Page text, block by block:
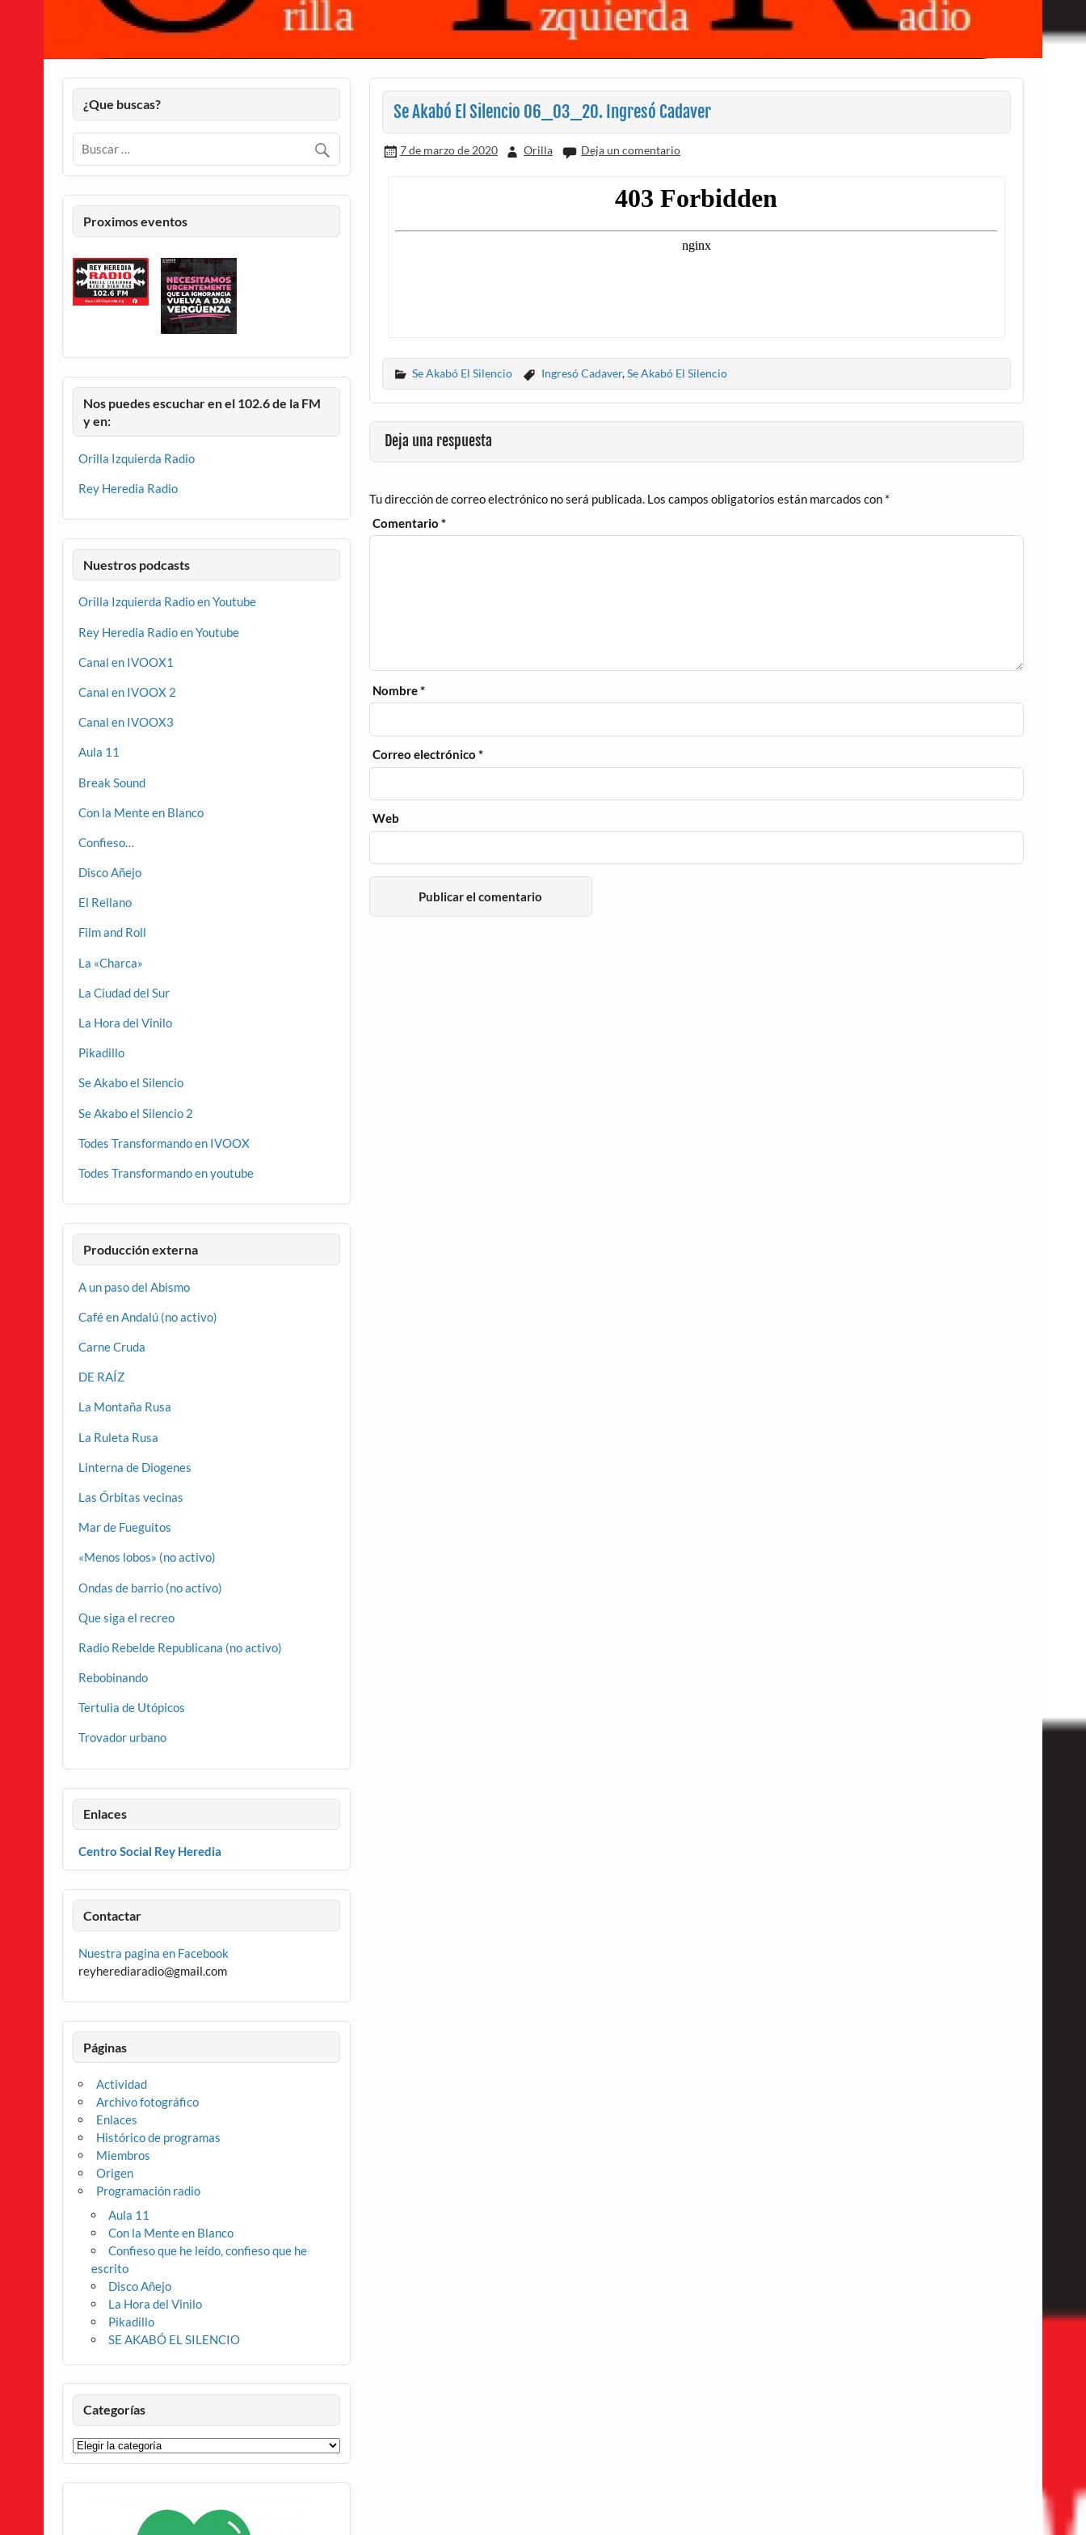
Se Akabó El Silencio 06_03_20. Ingresó Cadaver
7 de marzo de 2020 Orilla Deja un comentario
Se Akabó El Silencio Ingresó Cadaver,Se Akabó El Silencio
Deja una respuesta
Tu dirección de correo electrónico no será publicada. Los campos obligatorios están marcados con *
Comentario*
Nombre*
Correo electrónico*
Web
¿Que buscas?
Proximos eventos
Nos puedes escuchar en el 102.6 de la FM
y en:
Orilla Izquierda Radio
Rey Heredia Radio
Nuestros podcasts
Orilla Izquierda Radio en Youtube
Rey Heredia Radio en Youtube
Canal en IVOOX1
Canal en IVOOX 2
Canal en IVOOX3
Aula 11
Break Sound
Con la Mente en Blanco
Confieso…
Disco Añejo
El Rellano
Film and Roll
La «Charca»
La Ciudad del Sur
La Hora del Vinilo
Pikadillo
Se Akabo el Silencio
Se Akabo el Silencio 2
Todes Transformando en IVOOX
Todes Transformando en youtube
Producción externa
A un paso del Abismo
Café en Andalú (no activo)
Carne Cruda
DE RAÍZ
La Montaña Rusa
La Ruleta Rusa
Linterna de Diogenes
Las Órbitas vecinas
Mar de Fueguitos
«Menos lobos» (no activo)
Ondas de barrio (no activo)
Que siga el recreo
Radio Rebelde Republicana (no activo)
Rebobinando
Tertulia de Utópicos
Trovador urbano
Enlaces
Centro Social Rey Heredia
Contactar
Nuestra pagina en Facebook
reyherediaradio@gmail.com
Páginas
Actividad
Archivo fotográfico
Enlaces
Histórico de programas
Miembros
Origen
Programación radio
Aula 11
Con la Mente en Blanco
Confieso que he leído, confieso que he
escrito
Disco Añejo
La Hora del Vinilo
Pikadillo
SE AKABÓ EL SILENCIO
Categorías
Categorías